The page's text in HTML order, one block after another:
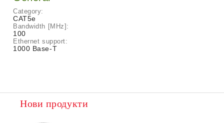
Category:
CAT5e
Bandwidth [MHz]:
100
Ethernet support:
1000 Base-T
Нови продукти